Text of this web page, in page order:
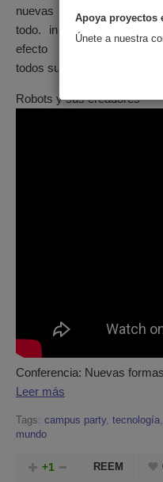
nuevas tecnologías, crear
todo. in duda Campus
efecto tremendamente
todos sus participantes.
Robots y sus creadores
Conferencia: Nuevas
Leer más
Tags: campus party, tecnología,
mundo
+1 REEM
Apoya proyectos
Únete a nuestra